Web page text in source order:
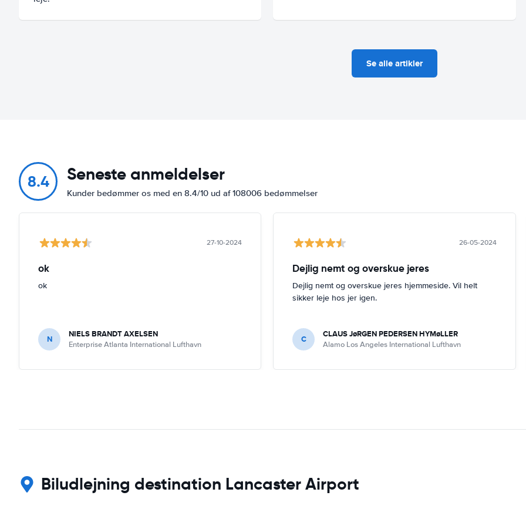
Se alle artikler
8.4 Seneste anmeldelser
Kunder bedømmer os med en 8.4/10 ud af 108006 bedømmelser
27-10-2024
ok
ok
N NIELS BRANDT AXELSEN
Enterprise Atlanta International Lufthavn
26-05-2024
Dejlig nemt og overskue jeres
Dejlig nemt og overskue jeres hjemmeside. Vil helt
sikker leje hos jer igen.
C CLAUS JøRGEN PEDERSEN HYMøLLER
Alamo Los Angeles International Lufthavn
Biludlejning destination Lancaster Airport